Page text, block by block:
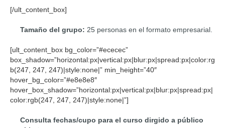
[/ult_content_box]
Tamaño del grupo: 25 personas en el formato empresarial.
[ult_content_box bg_color=”#ececec”
box_shadow=”horizontal:px|vertical:px|blur:px|spread:px|color:rg
b(247, 247, 247)|style:none|” min_height=”40″
hover_bg_color=”#e8e8e8″
hover_box_shadow=”horizontal:px|vertical:px|blur:px|spread:px|
color:rgb(247, 247, 247)|style:none|”]
Consulta fechas/cupo para el curso dirgido a público